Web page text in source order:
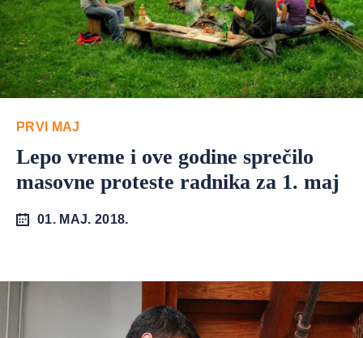
PRVI MAJ
Lepo vreme i ove godine sprečilo
masovne proteste radnika za 1. maj
01. MAJ. 2018.